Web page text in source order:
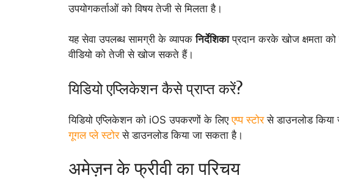
उपयोगकर्ताओं को विषय तेजी से मिलता है।
यह सेवा उपलब्ध सामग्री के व्यापकनिर्देशिकाप्रदान करके खोज क्षमता
वीडियो को तेजी से खोज सकते हैं।
यिडियो एप्लिकेशन कैसे प्राप्त करें?
यिडियो एप्लिकेशन को iOS उपकरणों के लिएएप्प स्टोरसे डाउनलोड किया
गूगल प्ले स्टोरसे डाउनलोड किया जा सकता है।
अमेज़न के फ्रीवी का परिचय